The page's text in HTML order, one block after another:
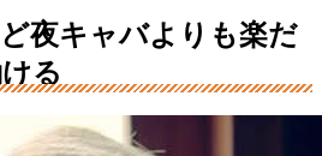
夜キャバよりも楽だ
る